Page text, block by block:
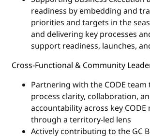
readiness by embedding and
priorities and targets in the
and delivering key processes
support readiness, launches,
Cross‑Functional & Community
Partnering with the CODE team
process clarity, collaboration,
accountability across key CODE
through a territory-led lens
Actively contributing to the GC